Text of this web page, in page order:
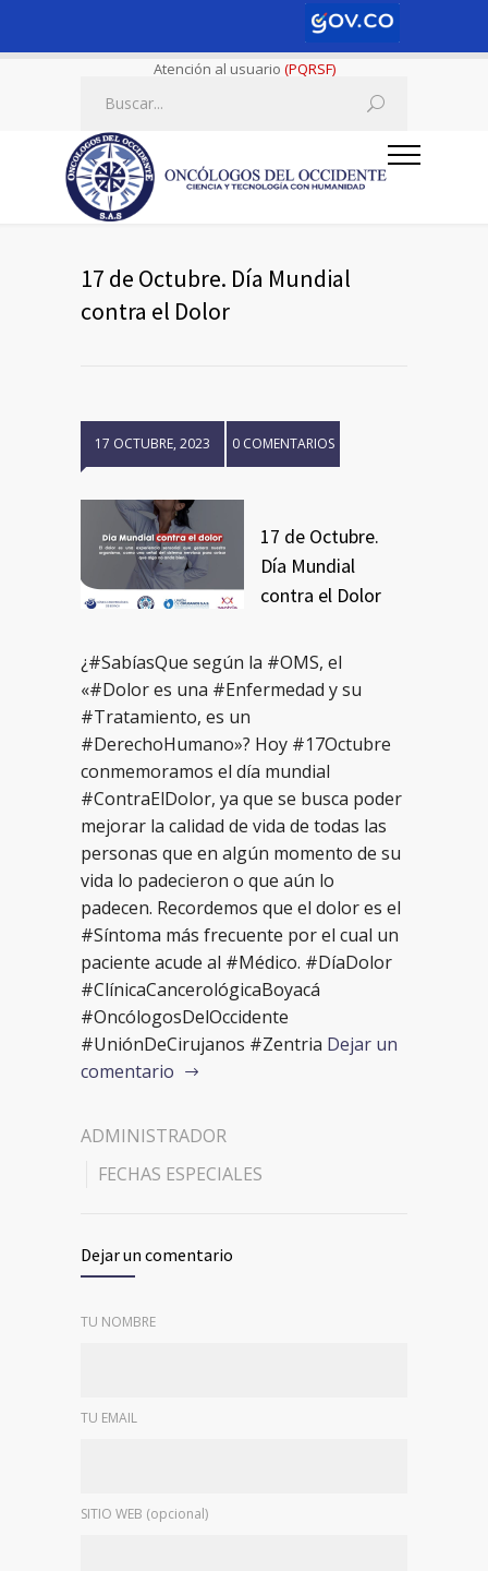
Atención al usuario (PQRSF)
17 de Octubre. Día Mundial
contra el Dolor
17 OCTUBRE, 2023 0 COMENTARIOS
17 de Octubre.
Día Mundial
contra el Dolor
¿#SabíasQue según la #OMS, el
«#Dolor es una #Enfermedad y su
#Tratamiento, es un
#DerechoHumano»? Hoy #17Octubre
conmemoramos el día mundial
#ContraElDolor, ya que se busca poder
mejorar la calidad de vida de todas las
personas que en algún momento de su
vida lo padecieron o que aún lo
padecen. Recordemos que el dolor es el
#Síntoma más frecuente por el cual un
paciente acude al #Médico. #DíaDolor
#ClínicaCancerológicaBoyacá
#OncólogosDelOccidente
#UniónDeCirujanos #Zentria Dejar un
comentario
ADMINISTRADOR
FECHAS ESPECIALES
Dejar un comentario
TU NOMBRE
TU EMAIL
SITIO WEB (opcional)